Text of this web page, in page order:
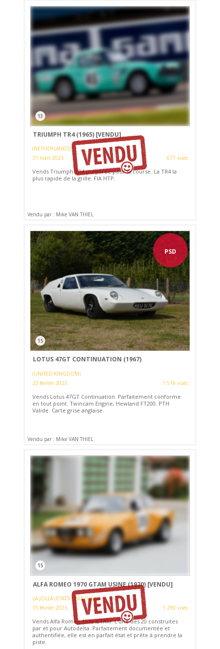
13
TRIUMPH TR4 (1965) [VENDU]
(NETHERLANDS)
31 mars 2023
677 vues
Vends Triumph TR4 préparée pour la course. La TR4 la
plus rapide de la grille. FIA HTP.
Vendu par : Mike VAN THIEL
PSD
15
LOTUS 47GT CONTINUATION (1967)
(UNITED KINGDOM)
23 février 2023
1 516 vues
Vends Lotus 47GT Continuation. Parfaitement conforme
en tout point. Twincam Engine, Hewland FT200. PTH
Valide. Carte grise anglaise.
Vendu par : Mike VAN THIEL
15
ALFA ROMEO 1970 GTAM USINE (1970) [VENDU]
LA JOLLA (ETATS-UNIS (USA))
15 février 2023
1 290 vues
Vends Alfa Romeo 1970 GTAM. L'une des 20 construites
par et pour Autodelta. Parfaitement documentée et
authentifiée, elle est en parfait état et prête à prendre la
piste.